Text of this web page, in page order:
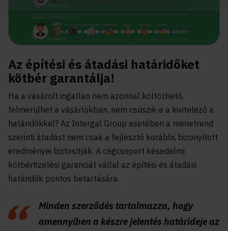
Az építési és átadási határidőket
kötbér garantálja!
Ha a vásárolt ingatlan nem azonnal költözhető,
felmerülhet a vásárlókban, nem csúszik-e a kivitelező a
határidőkkel? Az Intergal Group esetében a menetrend
szerinti átadást nem csak a fejlesztő korábbi, bizonyított
eredményei biztosítják. A cégcsoport késedelmi
kötbérfizetési garanciát vállal az építési és átadási
határidők pontos betartására.
Minden szerződés tartalmazza, hogy
amennyiben a készre jelentés határideje az